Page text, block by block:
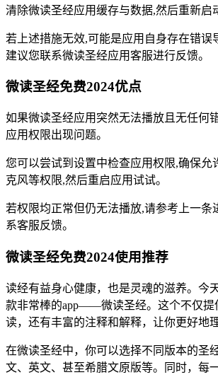
清除微读圣经应用缓存与数据,然后重新启
若上述措施无效,可能是应用自身存在错误
建议您联系微读圣经应用客服进行反馈。
微读圣经免费2024优点
如果微读圣经应用突然无法播放且无任何
应用权限出现问题。
您可以尝试到设置中检查应用权限,确保允
克风等权限,然后重启应用试试。
若权限均正常但仍无法播放,请参考上一条
系客服反馈。
微读圣经免费2024使用推荐
读经有益身心健康，也是灵魂的滋养。今
款非常棒的app——微读圣经。这个不仅提
读，还有丰富的注释和解释，让你更好地
在微读圣经中，你可以选择不同版本的圣
文、英文、甚至希腊文原版等。同时，每